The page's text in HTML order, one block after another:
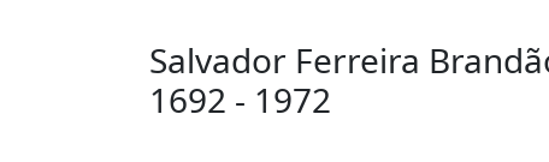
Salvador Ferreira
1692 - 1972